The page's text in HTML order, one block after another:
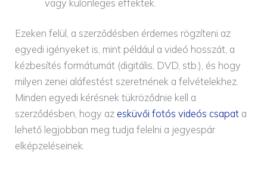
vagy különleges effektek.
Ezeken felül, a szerződésben érdemes rögzíteni az
egyedi igényeket is, mint például a videó hosszát, a
kézbesítés formátumát (digitális, DVD, stb.), és hogy
milyen zenei aláfestést szeretnének a felvételekhez.
Minden egyedi kérésnek tükröződnie kell a
szerződésben, hogy az esküvői fotós videós csapat a
lehető legjobban meg tudja felelni a jegyespár
elképzeléseinek.